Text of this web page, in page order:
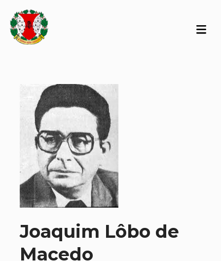
Joaquim Lôbo de
Macedo